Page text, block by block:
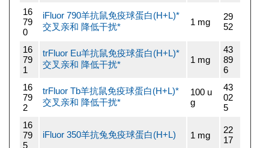
16
79
0
iFluor 790羊抗鼠免疫球蛋白(H+L)*
交叉亲和 降低干扰*
1 mg
29
52
16
79
1
trFluor Eu羊抗鼠免疫球蛋白(H+L)*
交叉亲和 降低干扰*
1 mg
43
89
6
16
79
2
trFluor Tb羊抗鼠免疫球蛋白(H+L)*
交叉亲和 降低干扰*
100 u
g
43
02
5
16
79
5
iFluor 350羊抗兔免疫球蛋白(H+L) 1 mg
22
17